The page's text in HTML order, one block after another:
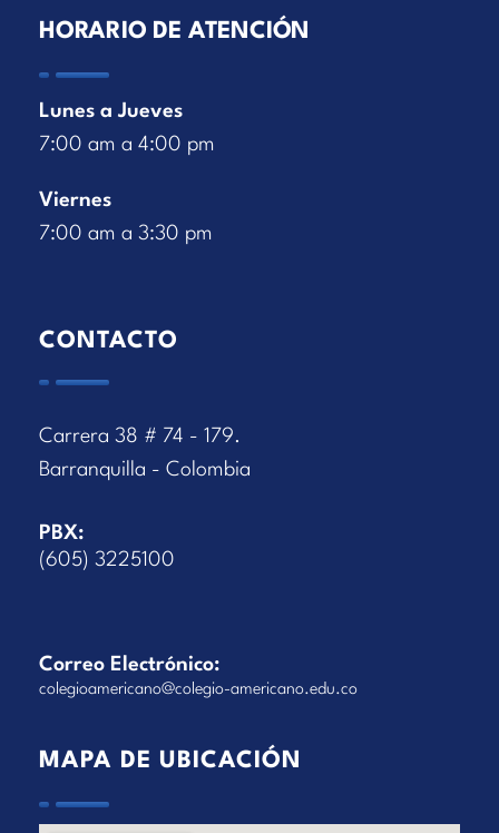
HORARIO DE ATENCIÓN
Lunes a Jueves
7:00 am a 4:00 pm
Viernes
7:00 am a 3:30 pm
CONTACTO
Carrera 38 # 74 - 179.
Barranquilla - Colombia
PBX:
(605) 3225100
Correo Electrónico:
colegioamericano@colegio-americano.edu.co
MAPA DE UBICACIÓN